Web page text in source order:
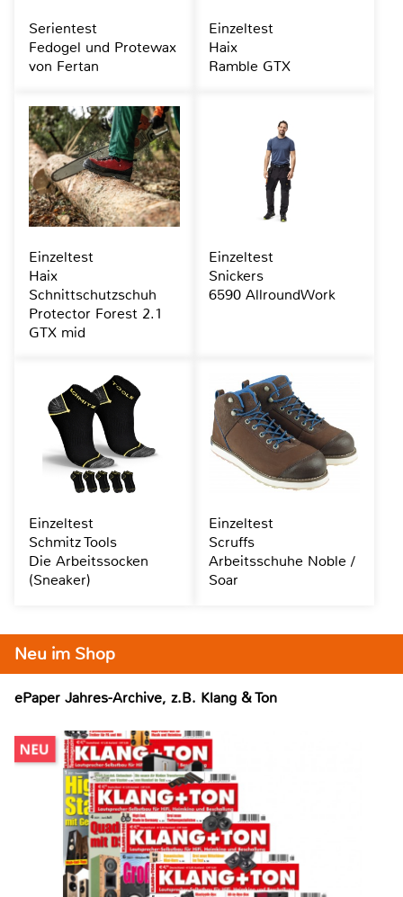
Neu im Shop
ePaper Jahres-Archive, z.B. Klang & Ton
Serientest
Fedogel und Protewax
von Fertan
Einzeltest
Haix
Ramble GTX
Einzeltest
Haix
Schnittschutzschuh
Protector Forest 2.1
GTX mid
Einzeltest
Snickers
6590 AllroundWork
Einzeltest
Schmitz Tools
Die Arbeitssocken
(Sneaker)
Einzeltest
Scruffs
Arbeitsschuhe Noble /
Soar